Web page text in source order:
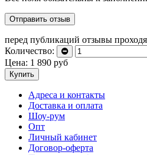
перед публикаций отзывы
Количество:
Цена: 1 890 руб
Купить
Адреса и контакты
Доставка и оплата
Шоу-рум
Опт
Личный кабинет
Договор-оферта